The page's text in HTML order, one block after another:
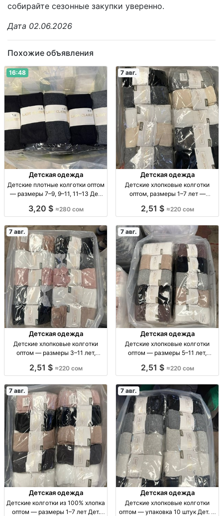
собирайте сезонные закупки уверенно.
Дата 02.06.2026
Похожие объявления
16:48
Детская одежда
Детские плотные колготки оптом
— размеры 7–9, 9–11, 11–13 Дет.
9–11, 11–13, уп. 10 шт., 280 сом.
3,20 $ ≈280 сом
7 авг.
Детская одежда
Детские хлопковые колготки
оптом, размеры 1–7 лет —
колготки, р-ры 1–3, 3–5, 5–7 лет,
2,51 $ ≈220 сом
7 авг.
Детская одежда
Детские хлопковые колготки
оптом — размеры 3–11 лет,
колготки оптом, р-ры 3–11 лет,
2,51 $ ≈220 сом
7 авг.
Детская одежда
Детские хлопковые колготки
оптом — размеры 5–11 лет,
колготки, р-р 5–7, 7–9, 9–11 лет,
2,51 $ ≈220 сом
7 авг.
Детская одежда
Детские колготки из 100% хлопка
оптом — размеры 1–7 лет Дет.
7 авг.
Детская одежда
Детские хлопковые колготки
оптом — упаковка 10 штук Дет. х/